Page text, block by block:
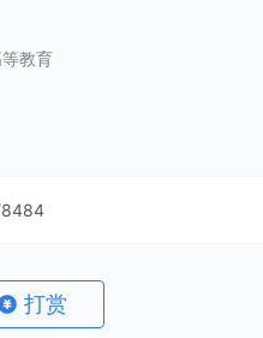
等教育
打赏